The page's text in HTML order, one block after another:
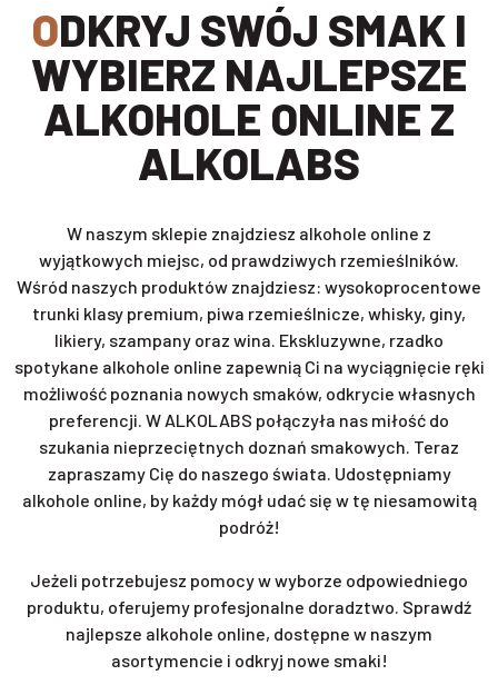
ODKRYJ SWÓJ SMAK I
WYBIERZ NAJLEPSZE
ALKOHOLE ONLINE Z
ALKOLABS
W naszym sklepie znajdziesz alkohole online z
wyjątkowych miejsc, od prawdziwych rzemieślników.
Wśród naszych produktów znajdziesz: wysokoprocentowe
trunki klasy premium, piwa rzemieślnicze, whisky, giny,
likiery, szampany oraz wina. Ekskluzywne, rzadko
spotykane alkohole online zapewnią Ci na wyciągnięcie ręki
możliwość poznania nowych smaków, odkrycie własnych
preferencji. W ALKOLABS połączyła nas miłość do
szukania nieprzeciętnych doznań smakowych. Teraz
zapraszamy Cię do naszego świata. Udostępniamy
alkohole online, by każdy mógł udać się w tę niesamowitą
podróż!
Jeżeli potrzebujesz pomocy w wyborze odpowiedniego
produktu, oferujemy profesjonalne doradztwo. Sprawdź
najlepsze alkohole online, dostępne w naszym
asortymencie i odkryj nowe smaki!